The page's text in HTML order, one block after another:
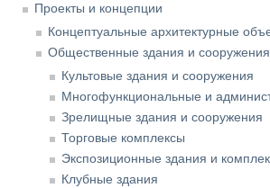
Проекты и концепции
Концептуальные архитектурные
Общественные здания и сооружения
Культовые здания и сооружения
Многофункциональные и
Зрелищные здания и сооружения
Торговые комплексы
Экспозиционные здания и
Клубные здания